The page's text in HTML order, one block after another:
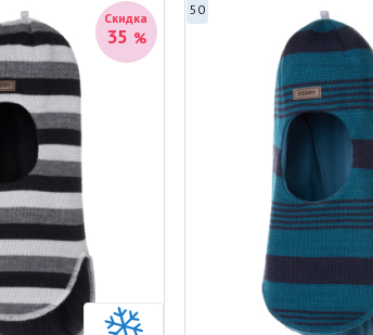
Скидка
35 %
50